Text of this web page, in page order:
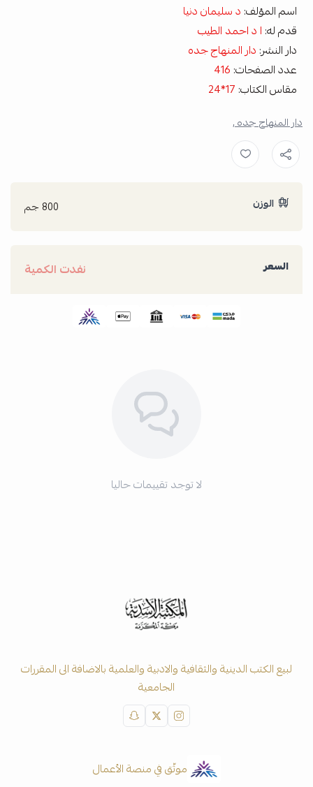
اسم المؤلف: د سليمان دنيا
قدم له: ا د احمد الطيب
دار النشر: دار المنهاج جده
عدد الصفحات: 416
مقاس الكتاب: 17*24
دار المنهاج جده ,
الوزن 800 جم
السعر نفدت الكمية
لا توجد تقييمات حاليا
لبيع الكتب الدينية والثقافية والادبية والعلمية بالاضافة الى المقررات
الجامعية
موثّق في منصة الأعمال